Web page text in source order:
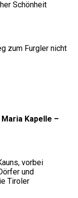
Schönheit
zum Furgler nicht
Kapelle –
vorbei
und
Tiroler